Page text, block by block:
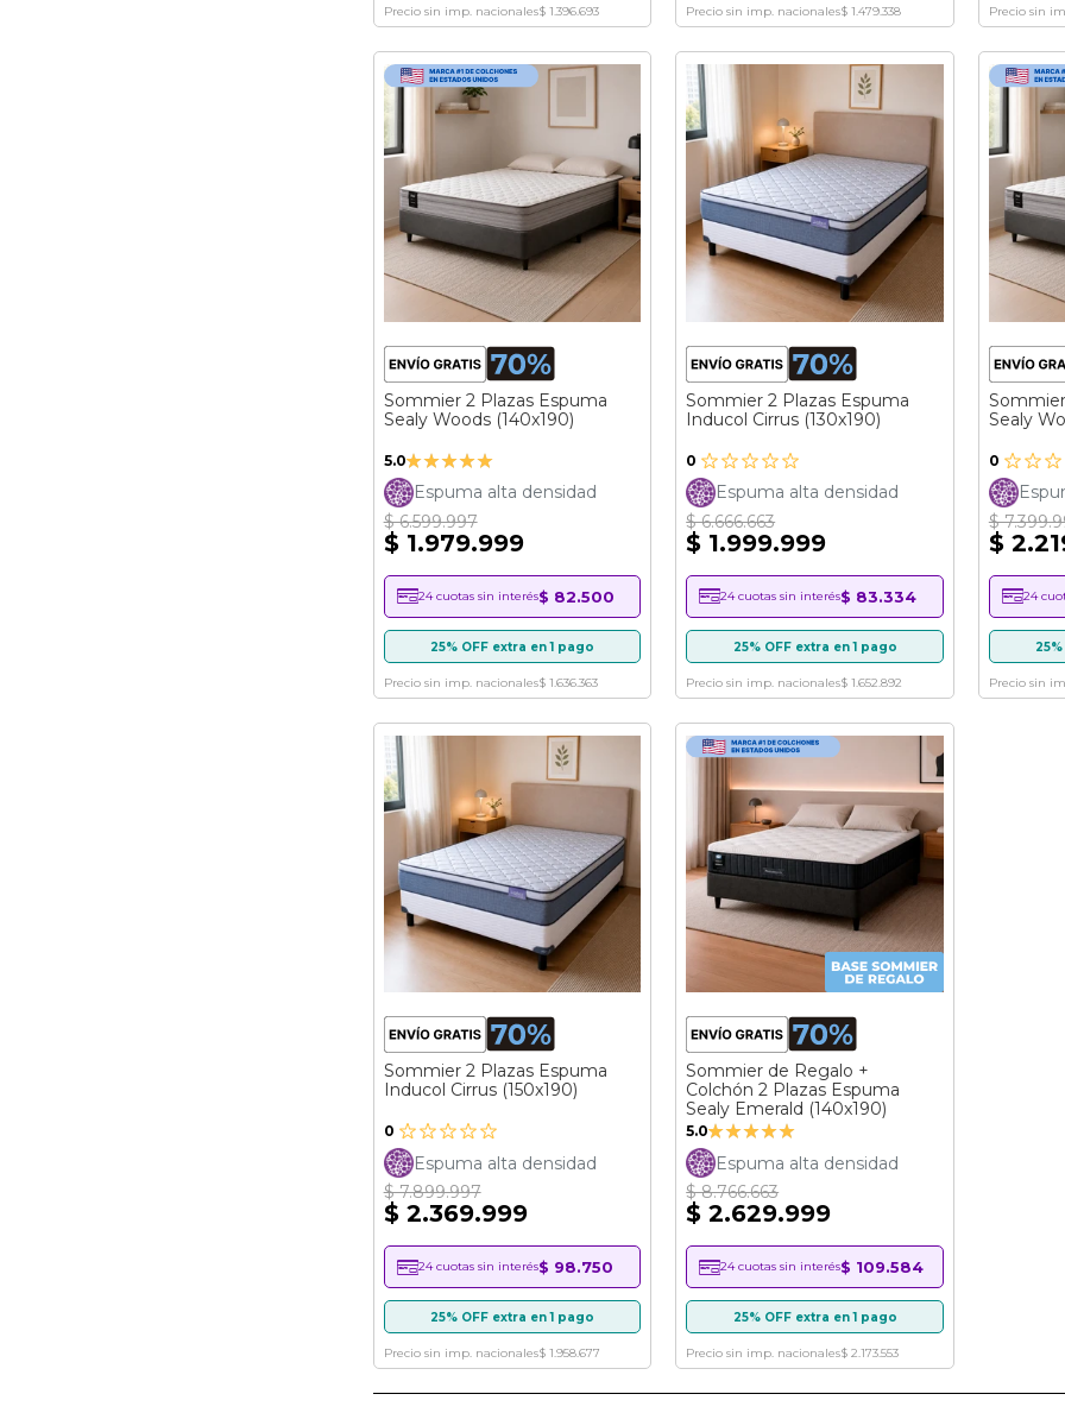
Precio sin imp. nacionales$ 1.396.693 Precio sin imp. nacionales$ 1.479.338 Precio sin
Sommier 2 Plazas Espuma
Sealy Woods (140x190)
5.0Valoración:
100%
Espuma alta densidad
$ 6.599.997
$ 1.979.999
24 cuotas sin interés$ 82.500
25% OFF extra en 1 pago
Precio sin imp. nacionales$ 1.636.363
Sommier 2 Plazas Espuma
Inducol Cirrus (130x190)
0
Espuma alta densidad
$ 6.666.663
$ 1.999.999
24 cuotas sin interés$ 83.334
25% OFF extra en 1 pago
Precio sin imp. nacionales$ 1.652.892
Sealy
0
$
$
24
Precio sin
Sommier 2 Plazas Espuma
Inducol Cirrus (150x190)
0
Espuma alta densidad
$ 7.899.997
$ 2.369.999
24 cuotas sin interés$ 98.750
25% OFF extra en 1 pago
Precio sin imp. nacionales$ 1.958.677
Sommier de Regalo +
Colchón 2 Plazas Espuma
Sealy Emerald (140x190)
5.0Valoración:
99%
Espuma alta densidad
$ 8.766.663
$ 2.629.999
24 cuotas sin interés$ 109.584
25% OFF extra en 1 pago
Precio sin imp. nacionales$ 2.173.553